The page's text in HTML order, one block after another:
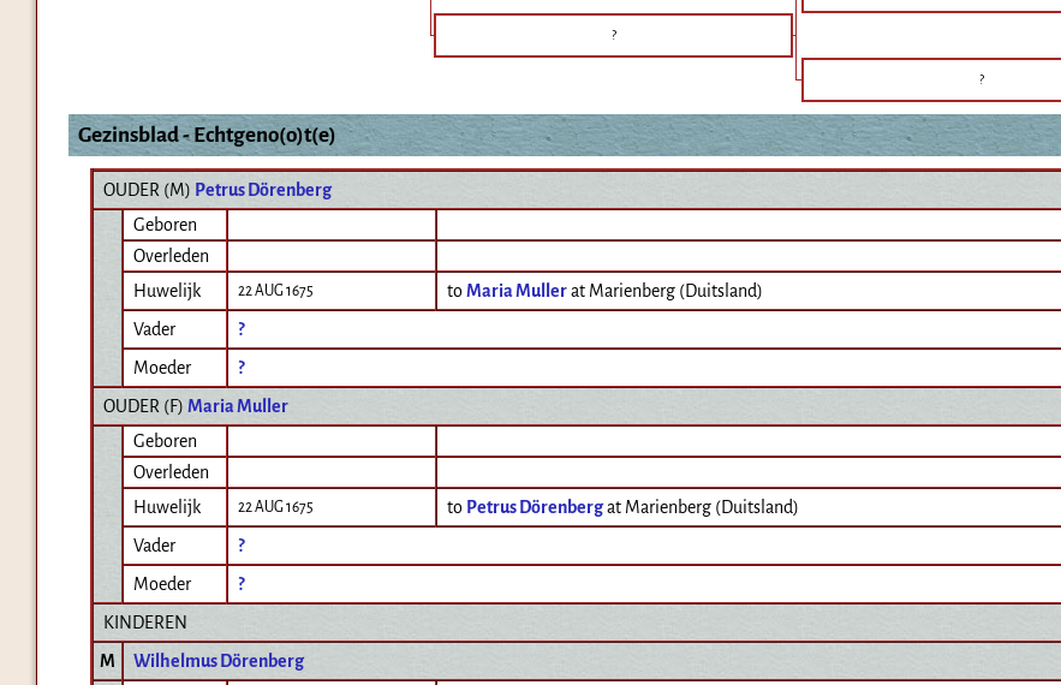
?
?
Gezinsblad - Echtgeno(o)t(e)
OUDER (M) Petrus Dörenberg
Geboren
Overleden
Huwelijk
22 AUG 1675 toMaria Mullerat Marienberg (Duitsland)
Vader
?
Moeder
?
OUDER (F) Maria Muller
Geboren
Overleden
Huwelijk
22 AUG 1675 to Petrus Dörenbergat Marienberg (Duitsland)
Vader
?
Moeder
?
KINDEREN
M
Wilhelmus Dörenberg